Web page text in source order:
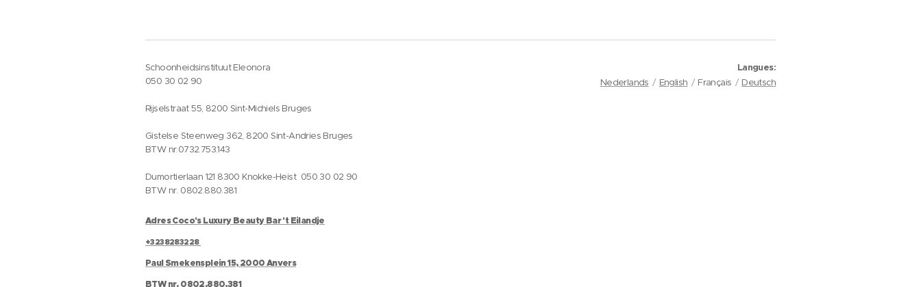
Schoonheidsinstituut Eleonora
050 30 02 90
Rijselstraat 55, 8200 Sint-Michiels Bruges
Gistelse Steenweg 362, 8200 Sint-Andries Bruges
BTW nr.0732.753.143
Dumortierlaan 121 8300 Knokke-Heist 050 30 02 90
BTW nr. 0802.880.381
Adres Coco's Luxury Beauty Bar 't Eilandje
+3238283228
Paul Smekensplein 15, 2000 Anvers
BTW nr. 0802.880.381
Langues
Nederlands
English Français Deutsch